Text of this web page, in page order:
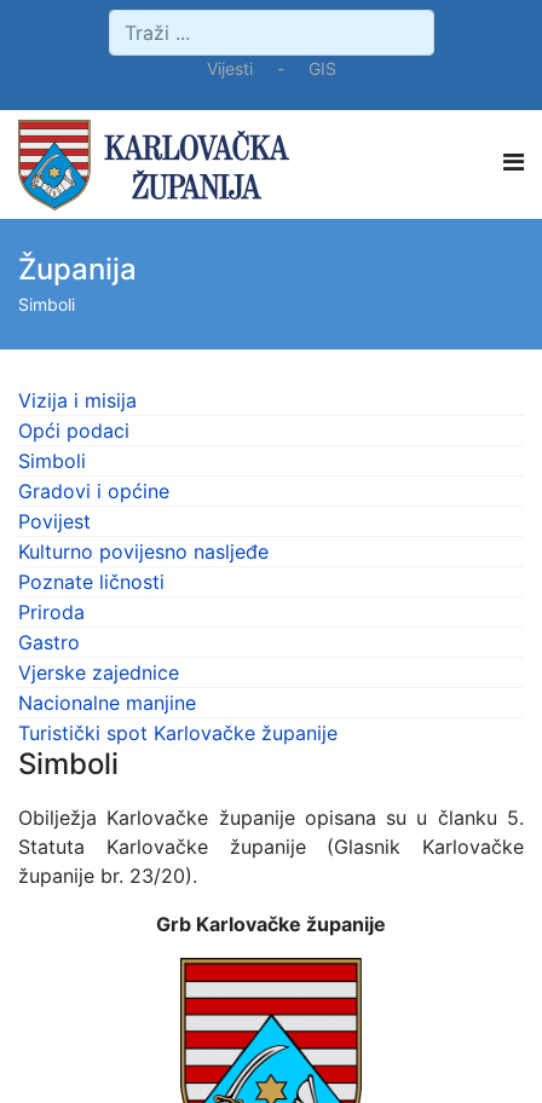
Vijesti- GIS
Županija
Simboli
Vizija i misija
Opći podaci
Simboli
Gradovi i općine
Povijest
Kulturno povijesno nasljeđe
Poznate ličnosti
Priroda
Gastro
Vjerske zajednice
Nacionalne manjine
Turistički spot Karlovačke županije
Simboli
Obilježja Karlovačke županije opisana su u članku 5.
Statuta Karlovačke županije (Glasnik Karlovačke
županije br. 23/20).
Grb Karlovačke županije